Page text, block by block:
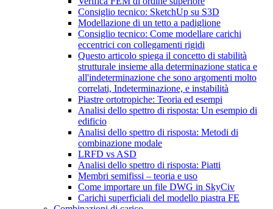
Consiglio tecnico: SketchUp su S3D
Modellazione di un tetto a padiglione
Consiglio tecnico: Come modellare carichi
eccentrici con collegamenti rigidi
Questo articolo spiega il concetto di stabilità
strutturale insieme alla determinazione statica e
all'indeterminazione che sono argomenti molto
correlati, Indeterminazione, e instabilità
Piastre ortotropiche: Teoria ed esempi
Analisi dello spettro di risposta: Un esempio di
edificio
Analisi dello spettro di risposta: Metodi di
combinazione modale
LRFD vs ASD
Analisi dello spettro di risposta: Piatti
Membri semifissi – teoria e uso
Come importare un file DWG in SkyCiv
Carichi superficiali del modello piastra FE